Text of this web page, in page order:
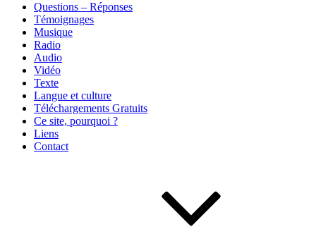
Questions – Réponses
Témoignages
Musique
Radio
Audio
Vidéo
Texte
Langue et culture
Téléchargements Gratuits
Ce site, pourquoi ?
Liens
Contact